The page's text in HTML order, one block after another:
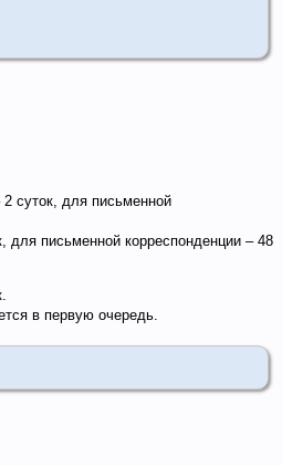
суток, для письменной
письменной корреспонденции – 48
в первую очередь.